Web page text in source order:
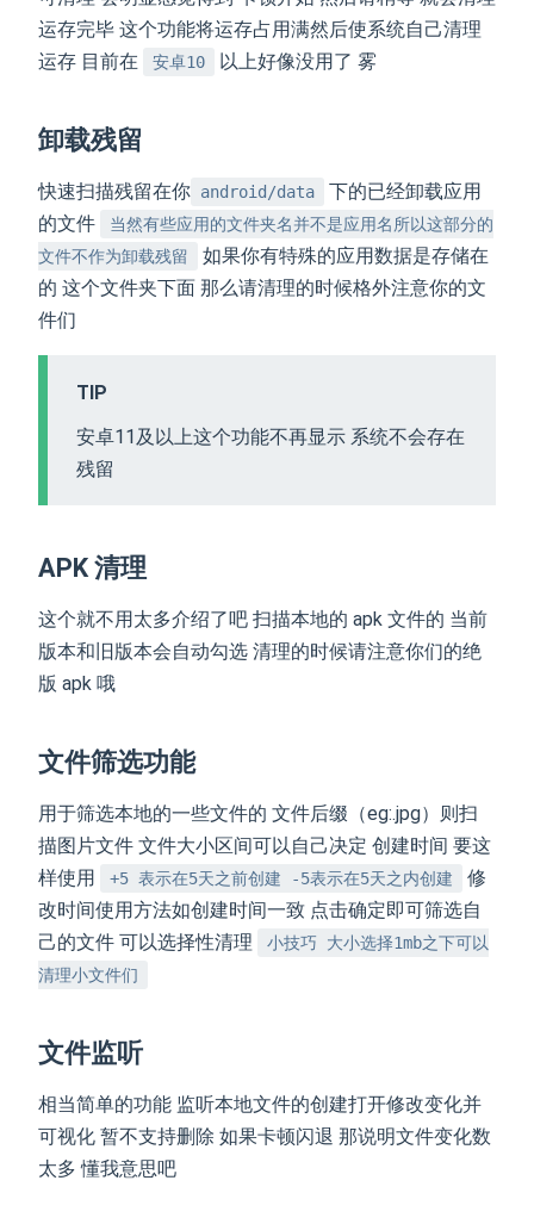
运存完毕 这个功能将运存占用满然后使系统自己清理
运存 目前在
安卓10 以上好像没用了 雾
卸载残留
快速扫描残留在你 android/data
下的已经卸载应用
的文件
当然有些应用的文件夹名并不是应用名所以这部分的
文件不作为卸载残留
如果你有特殊的应用数据是存储在
的 这个文件夹下面 那么请清理的时候格外注意你的文
件们
TIP
安卓11及以上这个功能不再显示 系统不会存在
残留
APK 清理
这个就不用太多介绍了吧 扫描本地的 apk 文件的 当前
版本和旧版本会自动勾选 清理的时候请注意你们的绝
版 apk 哦
文件筛选功能
用于筛选本地的一些文件的 文件后缀（eg:.jpg）则扫
描图片文件 文件大小区间可以自己决定 创建时间 要这
样使用
+5 表示在5天之前创建 -5表示在5天之内创建
修
改时间使用方法如创建时间一致 点击确定即可筛选自
己的文件 可以选择性清理
小技巧 大小选择1mb之下可以
清理小文件们
文件监听
相当简单的功能 监听本地文件的创建打开修改变化并
可视化 暂不支持删除 如果卡顿闪退 那说明文件变化数
太多 懂我意思吧